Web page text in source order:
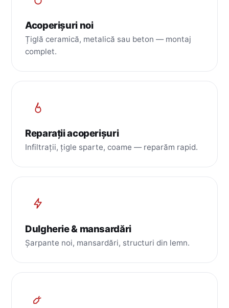
Acoperișuri noi
Țiglă ceramică, metalică sau beton — montaj
complet.
Reparații acoperișuri
Infiltrații, țigle sparte, coame — reparăm rapid.
Dulgherie & mansardări
Șarpante noi, mansardări, structuri din lemn.